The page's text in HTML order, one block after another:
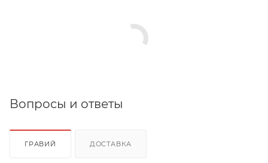
Вопросы и ответы
ГРАВИЙ ДОСТАВКА